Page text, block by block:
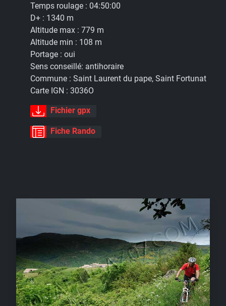
Temps roulage : 04:50:00
D+ : 1340 m
Altitude max : 779 m
Altitude min : 108 m
Portage : oui
Sens conseillé: antihoraire
Commune : Saint Laurent du pape, Saint Fortunat
Carte IGN : 3036O
Fichier gpx
Fiche Rando